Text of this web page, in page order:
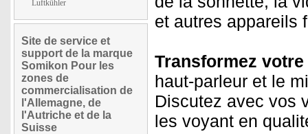
Luftkühler
Site de service et
support de la marque
Somikon Pour les
zones de
commercialisation de
l'Allemagne, de
l'Autriche et de la
Suisse
et autres appareils
Transformez
haut-parleur et le
Discutez avec vos
les voyant en